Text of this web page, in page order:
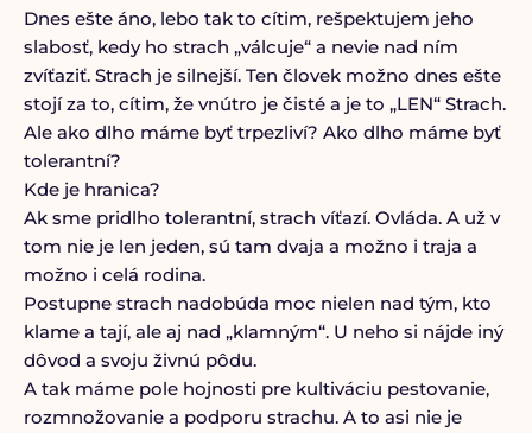
Dnes ešte áno, lebo tak to cítim, rešpektujem jeho
slabosť, kedy ho strach „válcuje“ a nevie nad ním
zvíťaziť. Strach je silnejší. Ten človek možno dnes ešte
stojí za to, cítim, že vnútro je čisté a je to „LEN“ Strach.
Ale ako dlho máme byť trpezliví? Ako dlho máme byť
tolerantní?
Kde je hranica?
Ak sme pridlho tolerantní, strach víťazí. Ovláda. A už v
tom nie je len jeden, sú tam dvaja a možno i traja a
možno i celá rodina.
Postupne strach nadobúda moc nielen nad tým, kto
klame a tají, ale aj nad „klamným“. U neho si nájde iný
dôvod a svoju živnú pôdu.
A tak máme pole hojnosti pre kultiváciu pestovanie,
rozmnožovanie a podporu strachu. A to asi nie je